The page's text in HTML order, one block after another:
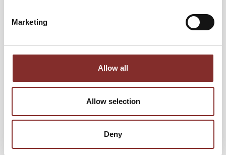
Marketing
Allow all
Allow selection
Deny
Michael Kern begeistert mit einem ganzheitlichen Blick
auf Gesundheit – persönlich, wissenschaftlich fundiert und
mitten aus dem Leben. Als Therapeut für klinische
Psycho-Neuro-Immunologie (kPNI) und Gründer von
KERNXUND bringt er Menschen in Bewegung – körperlich
wie gedanklich. In seinen Vorträgen und Coachings zeigt er
sondern das Ergebnis vieler Faktoren: Schlaf, Ernährung,
Stress, Darmgesundheit, Bewegung, Biografie und
Seit rund einem Jahrzehnt begleitet Michael Kern